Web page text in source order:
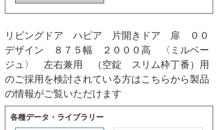
リビングドア ハピア 片開きドア 扉 ００
デザイン ８７５幅 ２０００高 〈ミルベー
ジュ〉 左右兼用 （空錠 スリム枠丁番）用
のご採用を検討されている方はこちらから製品
の情報がご覧いただけます
各種データ・ライブラリー